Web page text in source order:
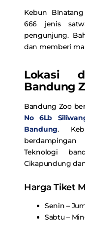
Kebun
666 jenis
pengunjung.
dan memberi
Lokasi
Bandung
Bandung Zoo
No 6Lb
Bandung.
Teknologi
Cikapundung
Harga Tiket
Senin –
Sabtu –